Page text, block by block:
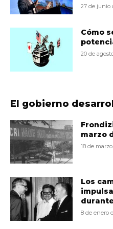
27 de junio
Cómo
20 de
El gobierno
marzo
18 de
Los
8 de enero